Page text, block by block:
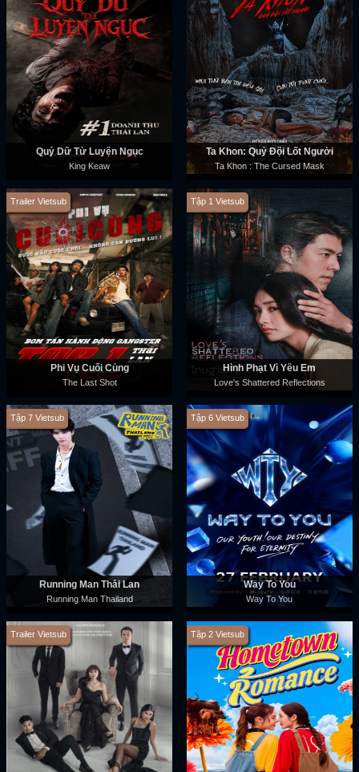
Quỷ Dữ Từ Luyện Ngục
King Keaw
Ta Khon: Quỷ Đội Lốt Người
Ta Khon : The Cursed Mask
Trailer Vietsub
Phi Vụ Cuối Cùng
The Last Shot
Tập 1 Vietsub
Hình Phạt Vì Yêu Em
Love's Shattered Reflections
Tập 7 Vietsub
Running Man Thái Lan
Running Man Thailand
Tập 6 Vietsub
Way To You
Way To You
Trailer Vietsub Tập 2 Vietsub